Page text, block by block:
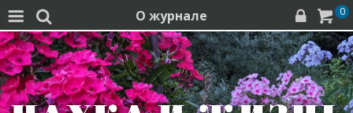
  О журнале   0